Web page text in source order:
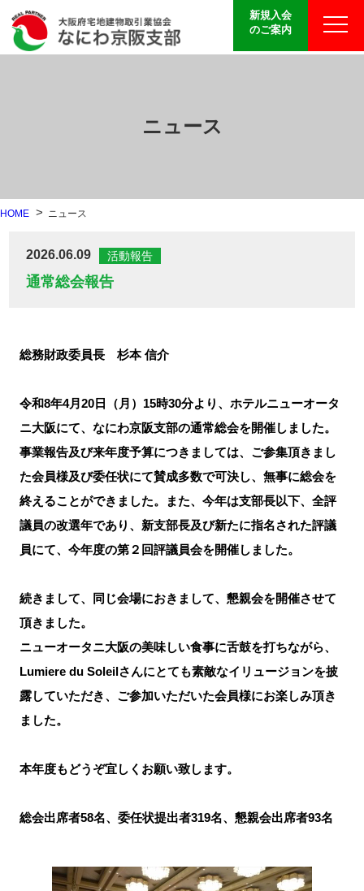
新規入会
のご案内
ニュース
HOME ニュース
2026.06.09 活動報告
通常総会報告
総務財政委員長 杉本 信介
令和8年4月20日（月）15時30分より、ホテルニューオータ
ニ大阪にて、なにわ京阪支部の通常総会を開催しました。
事業報告及び来年度予算につきましては、ご参集頂きまし
た会員様及び委任状にて賛成多数で可決し、無事に総会を
終えることができました。また、今年は支部長以下、全評
議員の改選年であり、新支部長及び新たに指名された評議
員にて、今年度の第２回評議員会を開催しました。
続きまして、同じ会場におきまして、懇親会を開催させて
頂きました。
ニューオータニ大阪の美味しい食事に舌鼓を打ちながら、
Lumiere du Soleilさんにとても素敵なイリュージョンを披
露していただき、ご参加いただいた会員様にお楽しみ頂き
ました。
本年度もどうぞ宜しくお願い致します。
総会出席者58名、委任状提出者319名、懇親会出席者93名